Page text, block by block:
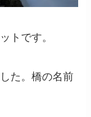
トです。
た。橋の名前